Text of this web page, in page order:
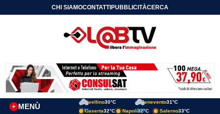
CHI SIAMOCONTATTIPUBBLICITÀCERCA
MENÙ
+
Avellino30°C Benevento31°C
Caserta32°C Napoli32°C Salerno33°C